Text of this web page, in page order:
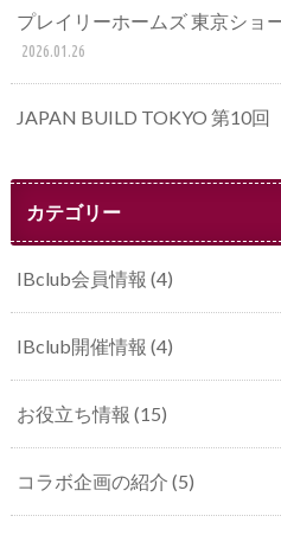
プレイリーホームズ 東京ショ
2026.01.26
JAPAN BUILD TOKYO 第10
カテゴリー
IBclub会員情報 (4)
IBclub開催情報 (4)
お役立ち情報 (15)
コラボ企画の紹介 (5)